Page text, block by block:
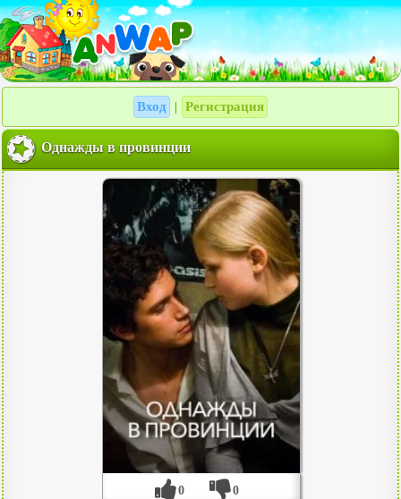
Вход Регистрация
Однажды в провинции
0 0